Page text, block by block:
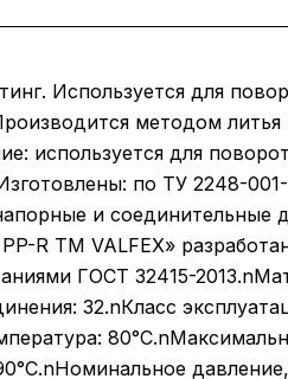
Используется для
методом литья
используется для
по ТУ 2248-001-
и соединительные
R ТМ VALFEX»
ГОСТ 32415-
32.nКласс